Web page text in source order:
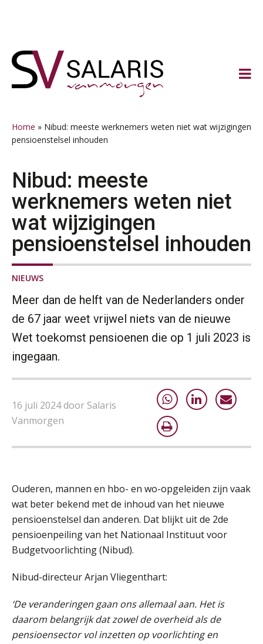
naar
hoofdnavigatie
naar
hoofd
naar
eerste
naar
voettekst
Home » Nibud: meeste werknemers weten niet wat wijzigingen
pensioenstelsel inhouden
Nibud: meeste
werknemers weten niet
wat wijzigingen
pensioenstelsel inhouden
NIEUWS
Meer dan de helft van de Nederlanders onder
de 67 jaar weet vrijwel niets van de nieuwe
Wet toekomst pensioenen die op 1 juli 2023 is
ingegaan.
16 juli 2024 door Salaris
Vanmorgen
Ouderen, mannen en hbo- en wo-opgeleiden zijn vaak
wat beter bekend met de inhoud van het nieuwe
pensioenstelsel dan anderen. Dat blijkt uit de 2de
pensioenpeiling van het Nationaal Instituut voor
Budgetvoorlichting (Nibud).
Nibud-directeur Arjan Vliegenthart:
‘De veranderingen gaan ons allemaal aan. Het is
daarom belangrijk dat zowel de overheid als de
pensioensector vol inzetten op voorlichting en
AUG
Lonen in de Jaarrekening (NIRPA PE)
Markus Verbeek Praehep